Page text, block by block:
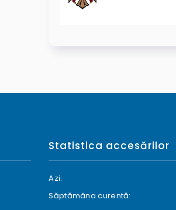
Statistica accesărilor
Azi:
Săptămâna curentă: